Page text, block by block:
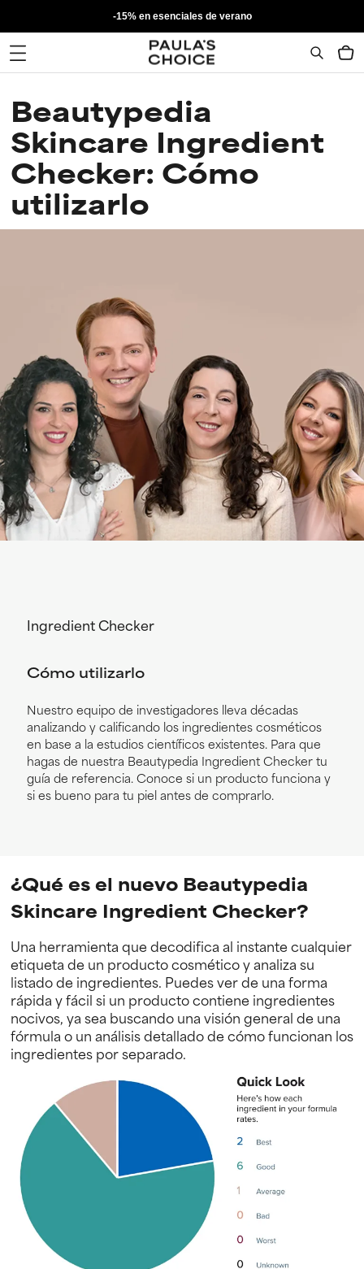
-15% en esenciales de verano
Beautypedia
Skincare Ingredient
Checker: Cómo
utilizarlo
Ingredient Checker
Cómo utilizarlo
Nuestro equipo de investigadores lleva décadas
analizando y calificando los ingredientes cosméticos
en base a la estudios científicos existentes. Para que
hagas de nuestra Beautypedia Ingredient Checker tu
guía de referencia. Conoce si un producto funciona y
si es bueno para tu piel antes de comprarlo.
¿Qué es el nuevo Beautypedia
Skincare Ingredient Checker?
Una herramienta que decodifica al instante cualquier
etiqueta de un producto cosmético y analiza su
listado de ingredientes. Puedes ver de una forma
rápida y fácil si un producto contiene ingredientes
nocivos, ya sea buscando una visión general de una
fórmula o un análisis detallado de cómo funcionan los
ingredientes por separado.